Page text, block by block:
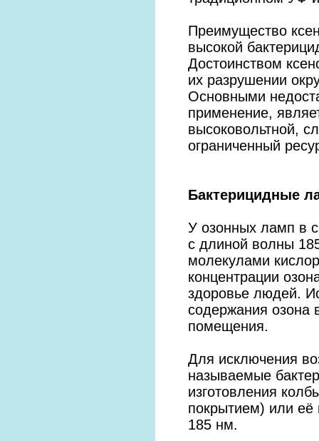
Преимущество
высокой
Достоинством
их разрушении
Основными
применение,
высоковольтной,
ограниченный
Бактерицидные
У озонных ламп в
с длиной волны
молекулами
концентрации
здоровье людей.
содержания озона
помещения.
Для исключения
называемые
изготовления
покрытием) или её
185 нм.